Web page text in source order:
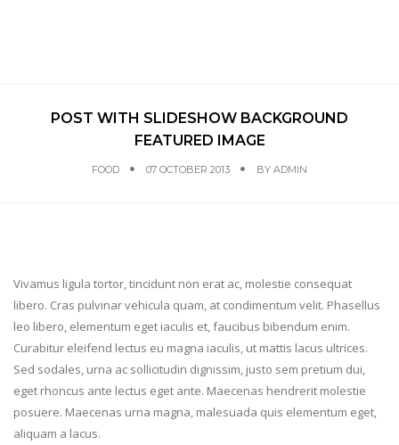
POST WITH SLIDESHOW BACKGROUND
FEATURED IMAGE
FOOD 07 OCTOBER 2013 BY ADMIN
Vivamus ligula tortor, tincidunt non erat ac, molestie consequat
libero. Cras pulvinar vehicula quam, at condimentum velit. Phasellus
leo libero, elementum eget iaculis et, faucibus bibendum enim.
Curabitur eleifend lectus eu magna iaculis, ut mattis lacus ultrices.
Sed sodales, urna ac sollicitudin dignissim, justo sem pretium dui,
eget rhoncus ante lectus eget ante. Maecenas hendrerit molestie
posuere. Maecenas urna magna, malesuada quis elementum eget,
aliquam a lacus.